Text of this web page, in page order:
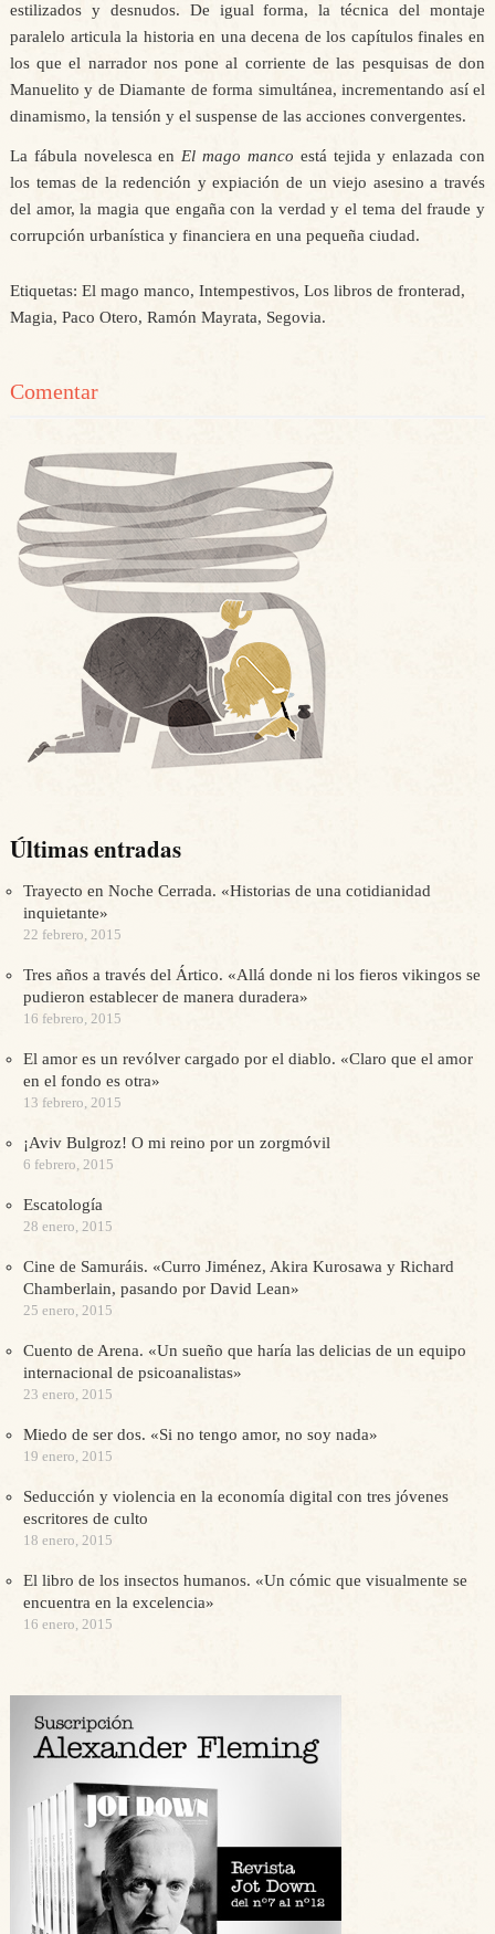
estilizados y desnudos. De igual forma, la técnica del montaje
paralelo articula la historia en una decena de los capítulos finales en
los que el narrador nos pone al corriente de las pesquisas de don
Manuelito y de Diamante de forma simultánea, incrementando así el
dinamismo, la tensión y el suspense de las acciones convergentes.
La fábula novelesca en El mago manco está tejida y enlazada con
los temas de la redención y expiación de un viejo asesino a través
del amor, la magia que engaña con la verdad y el tema del fraude y
corrupción urbanística y financiera en una pequeña ciudad.
Etiquetas: El mago manco, Intempestivos, Los libros de fronterad,
Magia, Paco Otero, Ramón Mayrata, Segovia.
Comentar
Últimas entradas
Trayecto en Noche Cerrada. «Historias de una cotidianidad
inquietante»
22 febrero, 2015
Tres años a través del Ártico. «Allá donde ni los fieros vikingos se
pudieron establecer de manera duradera»
16 febrero, 2015
El amor es un revólver cargado por el diablo. «Claro que el amor
en el fondo es otra»
13 febrero, 2015
¡Aviv Bulgroz! O mi reino por un zorgmóvil
6 febrero, 2015
Escatología
28 enero, 2015
Cine de Samuráis. «Curro Jiménez, Akira Kurosawa y Richard
Chamberlain, pasando por David Lean»
25 enero, 2015
Cuento de Arena. «Un sueño que haría las delicias de un equipo
internacional de psicoanalistas»
23 enero, 2015
Miedo de ser dos. «Si no tengo amor, no soy nada»
19 enero, 2015
Seducción y violencia en la economía digital con tres jóvenes
escritores de culto
18 enero, 2015
El libro de los insectos humanos. «Un cómic que visualmente se
encuentra en la excelencia»
16 enero, 2015